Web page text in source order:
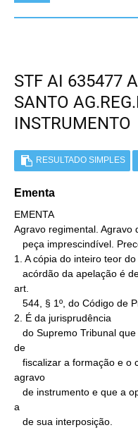
STF AI 635477
SANTO
INSTRUMENTO
RESULTADO SIMPLES
Ementa
EMENTA
Agravo regimental. Agravo
1. A cópia do inteiro teor do
art.
2. É da jurisprudência
de
agravo
a